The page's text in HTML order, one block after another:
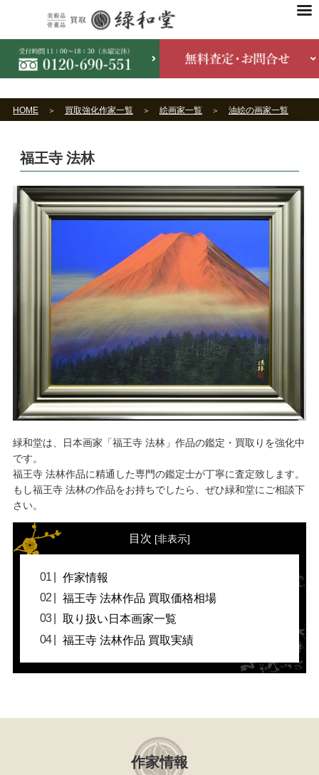
HOME 買取強化作家一覧 絵画家一覧 油絵の画家一覧
福王寺 法林
緑和堂は、日本画家「福王寺 法林」作品の鑑定・買取りを強化中
です。
福王寺 法林作品に精通した専門の鑑定士が丁寧に査定致します。
もし福王寺 法林の作品をお持ちでしたら、ぜひ緑和堂にご相談下
さい。
目次 [非表示]
作家情報
福王寺 法林作品 買取価格相場
取り扱い日本画家一覧
福王寺 法林作品 買取実績
作家情報